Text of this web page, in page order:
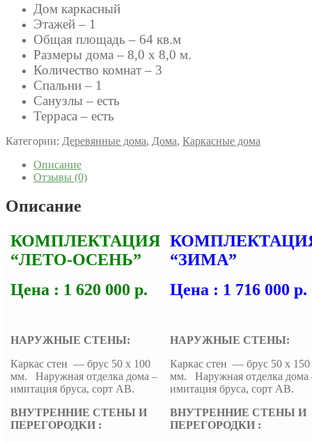
Дом каркасный
Этажей – 1
Общая площадь – 64 кв.м
Размеры дома – 8,0 x 8,0 м.
Количество комнат – 3
Спальни – 1
Санузлы – есть
Терраса – есть
Категории: Деревянные дома, Дома, Каркасные дома
Описание
Отзывы (0)
Описание
КОМПЛЕКТАЦИЯ
“ЛЕТО-ОСЕНЬ”
Цена : 1 620 000 р.
НАРУЖНЫЕ СТЕНЫ:
Каркас стен — брус 50 х 100
мм. Наружная отделка дома –
имитация бруса, сорт АВ.
ВНУТРЕННИЕ СТЕНЫ И
ПЕРЕГОРОДКИ :
“ЗИМА”
Цена : 1 716 000 р.
НАРУЖНЫЕ СТЕНЫ:
Каркас стен — брус 50 х 150
мм. Наружная отделка дома
имитация бруса, сорт АВ.
ВНУТРЕННИЕ СТЕНЫ И
ПЕРЕГОРОДКИ :